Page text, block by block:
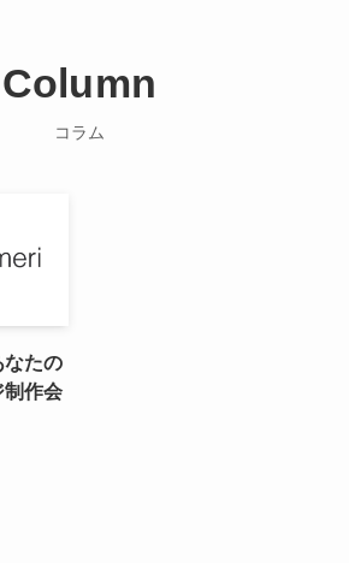
Column
コラム
なたの
制作会